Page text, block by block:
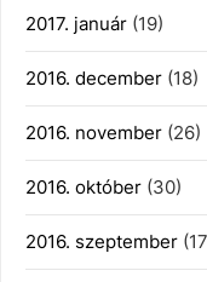
2017. január (19)
2016. december (18)
2016. november (26)
2016. október (30)
2016. szeptember